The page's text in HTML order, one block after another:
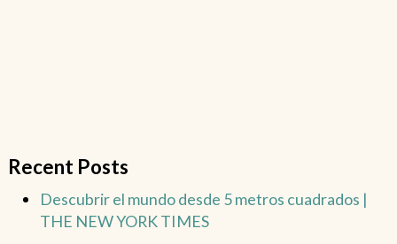
Recent Posts
Descubrir el mundo desde 5 metros cuadrados |
THE NEW YORK TIMES